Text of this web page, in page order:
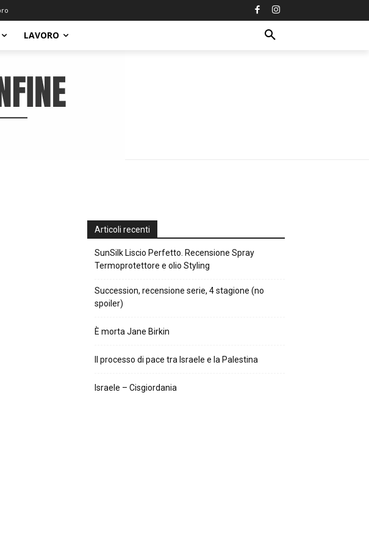
LAVORO
Articoli recenti
SunSilk Liscio Perfetto. Recensione Spray
Termoprotettore e olio Styling
Succession, recensione serie, 4 stagione (no
spoiler)
È morta Jane Birkin
Il processo di pace tra Israele e la Palestina
Israele – Cisgiordania